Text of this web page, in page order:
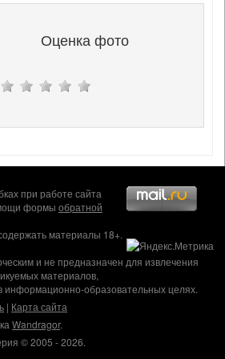
Оценка фото
при работе сайта
формы обратной
материалы 18+.
и не предназначен для извлечения
материалов,
информационно-образовательных целях.
| Карта сайта
Wandragor.
© 2005 - 2026.